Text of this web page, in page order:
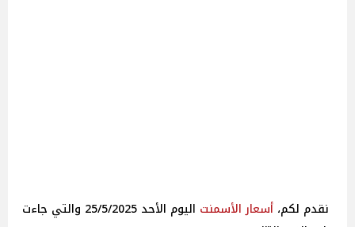
نقدم لكم، أسعار الأسمنت
اليوم الأحد 25/5/2025 والتي جاءت